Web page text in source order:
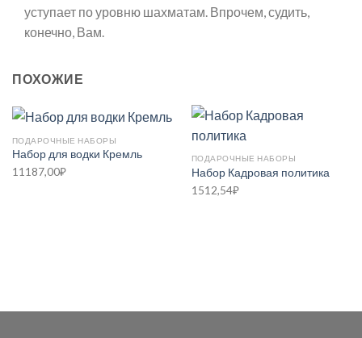
уступает по уровню шахматам. Впрочем, судить,
конечно, Вам.
ПОХОЖИЕ
ПОДАРОЧНЫЕ НАБОРЫ
Набор для водки Кремль
11187,00₽
ПОДАРОЧНЫЕ НАБОРЫ
Набор Кадровая политика
1512,54₽